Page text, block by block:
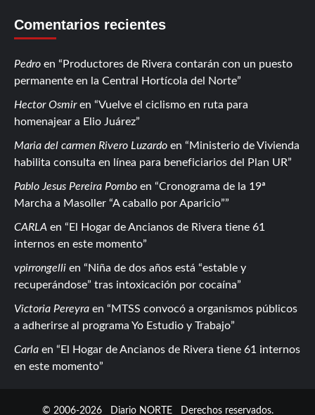
Comentarios recientes
Pedro en
Productores de Rivera contarán con un puesto
permanente en la Central Hortícola del Norte
Hector Osmiren
Vuelve el ciclismo en ruta para
homenajear a Elio Juárez
Maria del carmen Rivero Luzardo en
Ministerio de Vivienda
habilita consulta en línea para beneficiarios del Plan UR
Pablo Jesus Pereira Pombo en
Cronograma de la 19ª
Marcha a Masoller “A caballo por Aparicio”
CARLA en
El Hogar de Ancianos de Rivera tiene 61
internos en este momento
vpirrongelli en
Niña de dos años está “estable y
recuperándose” tras intoxicación por cocaína
Victoria Pereyra en
MTSS convocó a organismos públicos
a adherirse al programa Yo Estudio y Trabajo
Carla en
El Hogar de Ancianos de Rivera tiene 61 internos
en este momento
© 2006-2026 Diario NORTE Derechos reservados.